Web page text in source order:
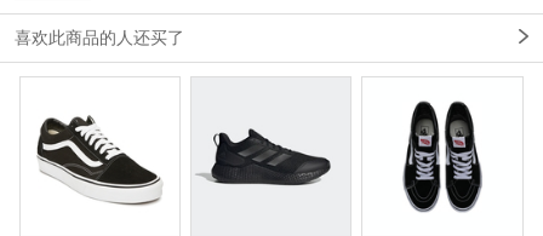
喜欢此商品的人还买了